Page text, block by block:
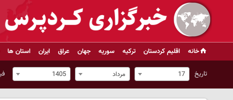
خانه اقلیم کردستان ترکیه سوریه جهان عراق ایران استان ها
تاریخ 17 مرداد 1405